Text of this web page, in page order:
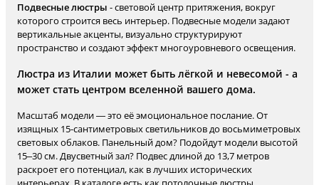
Подвесные люстры - световой центр притяжения, вокруг
которого строится весь интерьер. Подвесные модели задают
вертикальные акценты, визуально структурируют
пространство и создают эффект многоуровневого освещения.
Люстра из Италии может быть лёгкой и невесомой - а
может стать центром вселенной вашего дома.
Масштаб модели — это её эмоциональное послание. От
изящных 15-сантиметровых светильников до восьмиметровых
световых облаков. Панельный дом? Подойдут модели высотой
15–30 см. Двусветный зал? Подвес длиной до 13,7 метров
раскроет его потенциал, как в лучших исторических